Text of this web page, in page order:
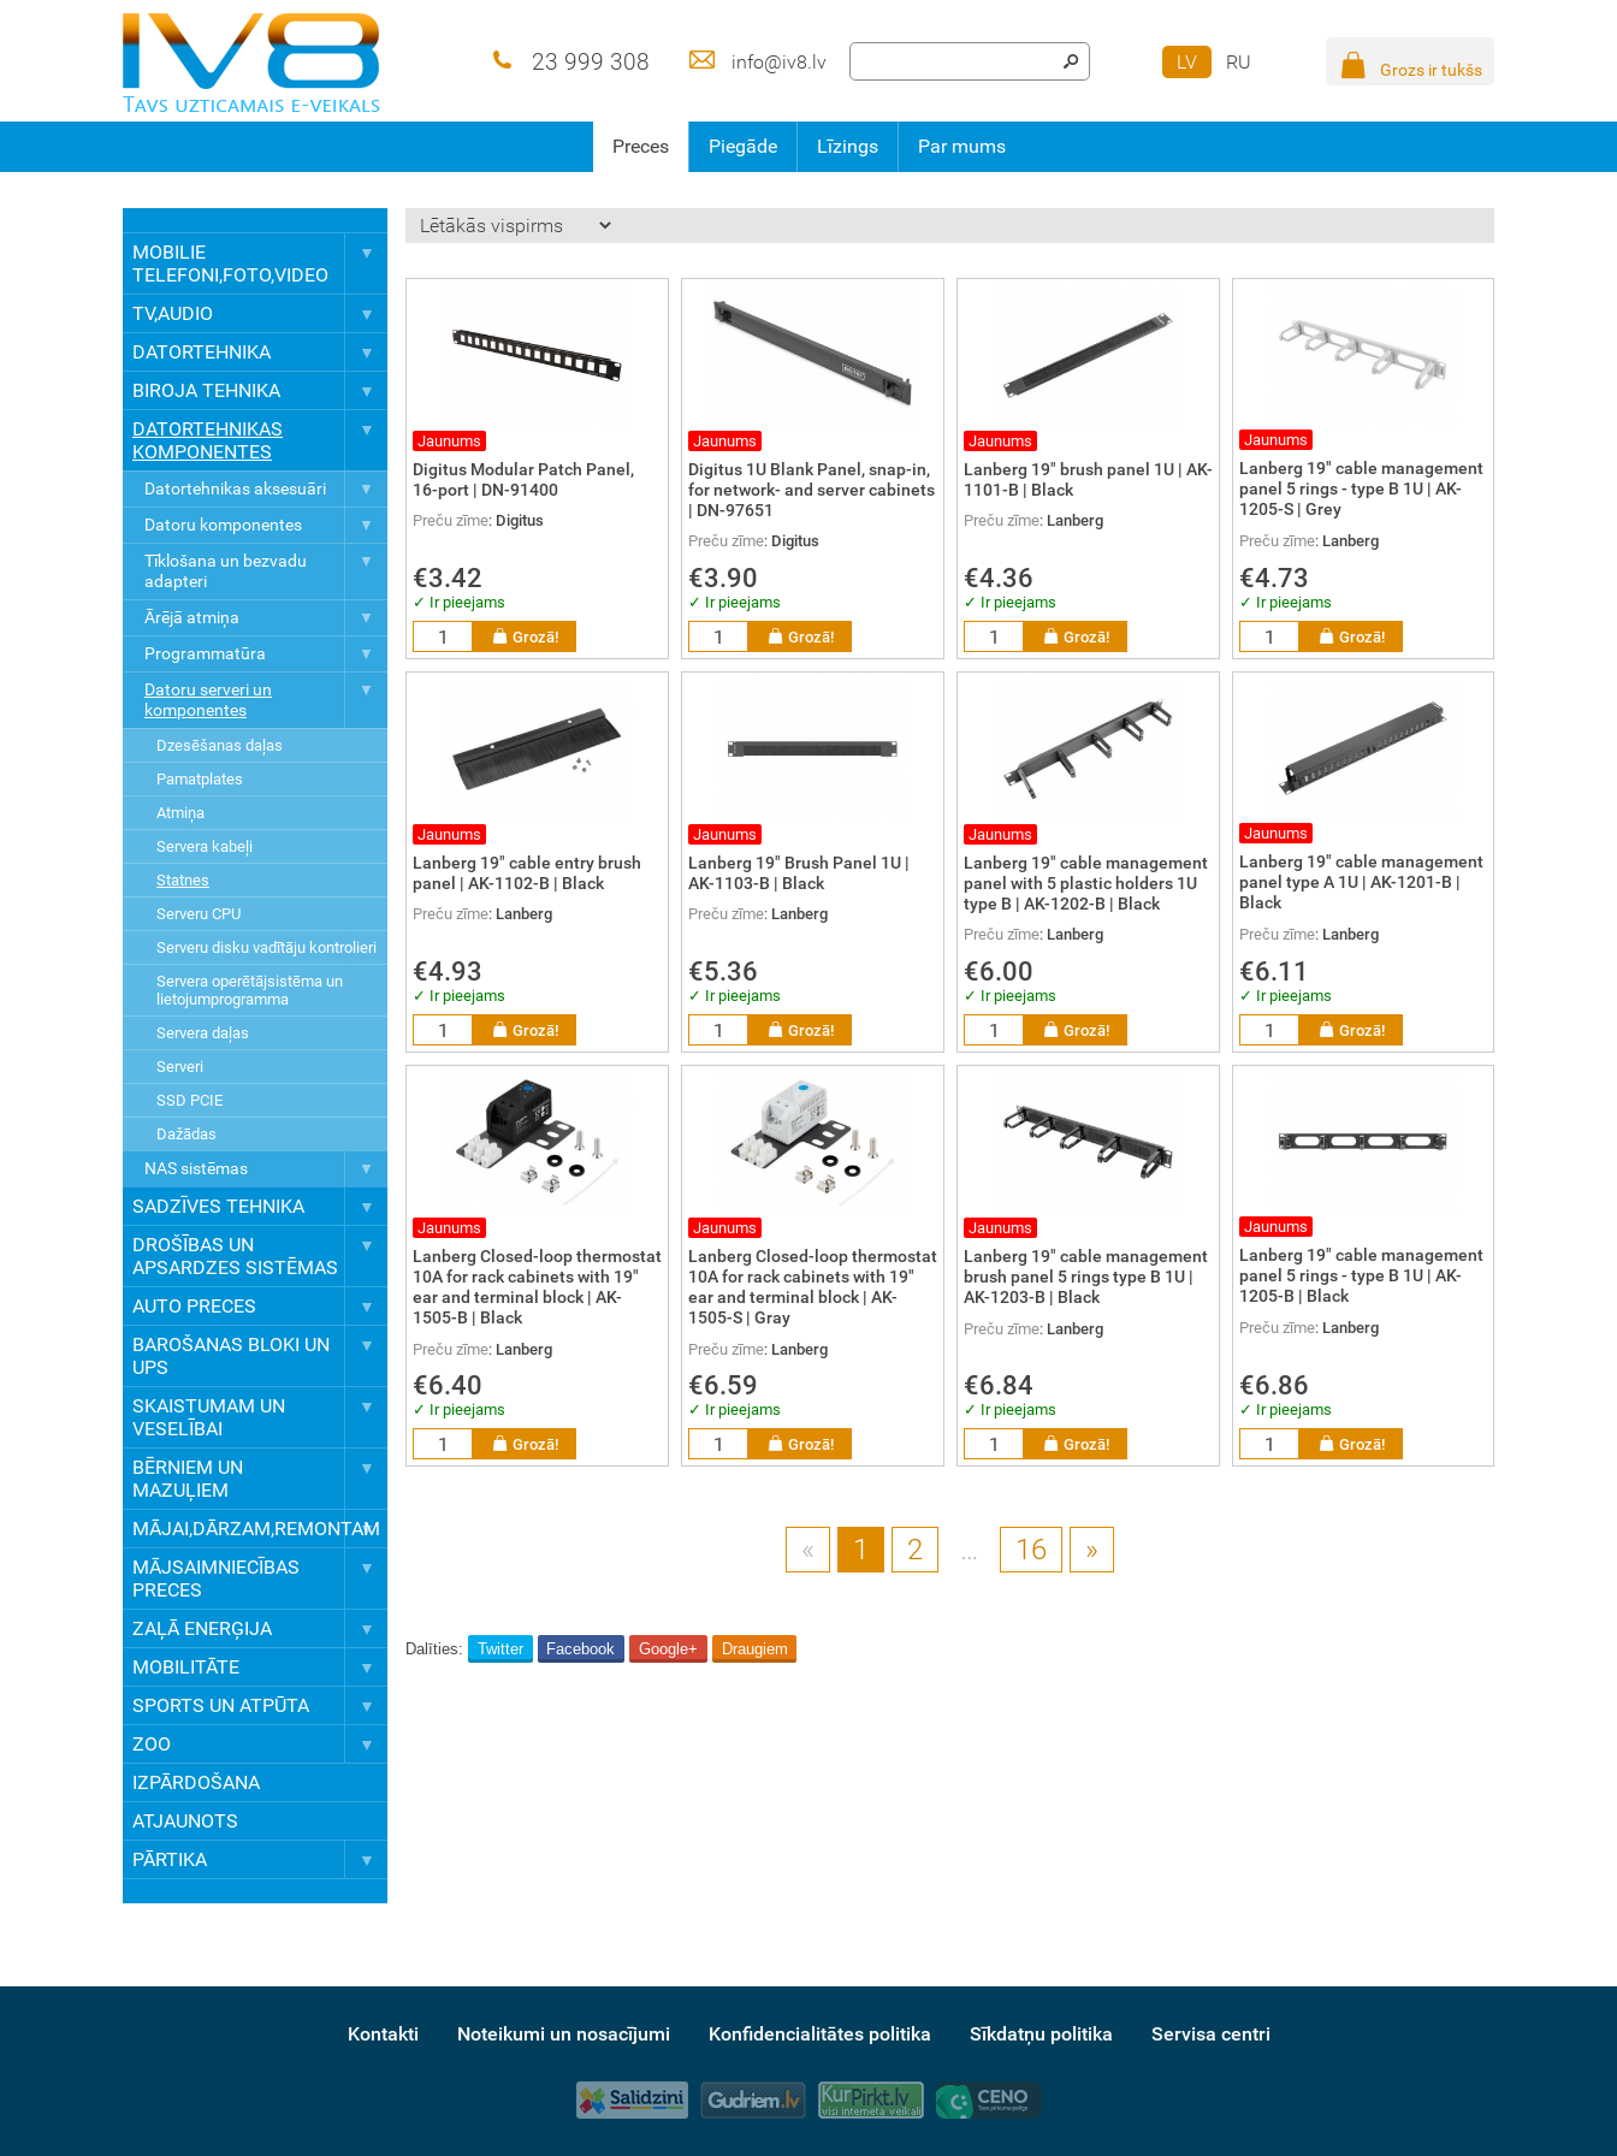
23 999 308 info@iv8.lv LV RU Grozs ir tukšs
Preces Piegāde Līzings Par mums
MOBILIE
TELEFONI,FOTO,VIDEO
TV,AUDIO
DATORTEHNIKA
BIROJA TEHNIKA
DATORTEHNIKAS
KOMPONENTES
Datortehnikas aksesuāri
Datoru komponentes
Tīklošana un bezvadu
adapteri
Ārējā atmiņa
Programmatūra
Datoru serveri un
komponentes
Dzesēšanas daļas
Pamatplates
Atmiņa
Servera kabeļi
Statnes
Serveru CPU
Serveru disku vadītāju kontrolieri
Servera operētājsistēma un
lietojumprogramma
Servera daļas
Serveri
SSD PCIE
Dažādas
NAS sistēmas
SADZĪVES TEHNIKA
DROŠĪBAS UN
APSARDZES SISTĒMAS
AUTO PRECES
BAROŠANAS BLOKI UN
UPS
SKAISTUMAM UN
VESELĪBAI
BĒRNIEM UN
MAZUĻIEM
MĀJAI,DĀRZAM,REMONTAM
MĀJSAIMNIECĪBAS
PRECES
ZAĻĀ ENERĢIJA
MOBILITĀTE
SPORTS UN ATPŪTA
ZOO
IZPĀRDOŠANA
ATJAUNOTS
PĀRTIKA
Jaunums
Digitus Modular Patch Panel,
16-port | DN-91400
Preču zīme: Digitus
€3.42
✓ Ir pieejams
Grozā!
Jaunums
Digitus 1U Blank Panel, snap-in,
for network- and server cabinets
| DN-97651
Preču zīme: Digitus
€3.90
✓ Ir pieejams
Grozā!
Jaunums
Lanberg 19" brush panel 1U | AK-
1101-B | Black
Preču zīme: Lanberg
€4.36
✓ Ir pieejams
Grozā!
Jaunums
Lanberg 19" cable management
panel 5 rings - type B 1U | AK-
1205-S | Grey
Preču zīme: Lanberg
€4.73
✓ Ir pieejams
Grozā!
Jaunums
Lanberg 19" cable entry brush
panel | AK-1102-B | Black
Preču zīme: Lanberg
€4.93
✓ Ir pieejams
Grozā!
Jaunums
Lanberg 19" Brush Panel 1U |
AK-1103-B | Black
Preču zīme: Lanberg
€5.36
✓ Ir pieejams
Grozā!
Jaunums
Lanberg 19" cable management
panel with 5 plastic holders 1U
type B | AK-1202-B | Black
Preču zīme: Lanberg
€6.00
✓ Ir pieejams
Grozā!
Jaunums
Lanberg 19" cable management
panel type A 1U | AK-1201-B |
Black
Preču zīme: Lanberg
€6.11
✓ Ir pieejams
Grozā!
Jaunums
Lanberg Closed-loop thermostat
10A for rack cabinets with 19"
ear and terminal block | AK-
1505-B | Black
Preču zīme: Lanberg
€6.40
✓ Ir pieejams
Grozā!
Jaunums
Lanberg Closed-loop thermostat
10A for rack cabinets with 19"
ear and terminal block | AK-
1505-S | Gray
Preču zīme: Lanberg
€6.59
✓ Ir pieejams
Grozā!
Jaunums
Lanberg 19" cable management
brush panel 5 rings type B 1U |
AK-1203-B | Black
Preču zīme: Lanberg
€6.84
✓ Ir pieejams
Grozā!
Jaunums
Lanberg 19" cable management
panel 5 rings - type B 1U | AK-
1205-B | Black
Preču zīme: Lanberg
€6.86
✓ Ir pieejams
Grozā!
« 1 2 … 16 »
Dalīties: Twitter Facebook Google+ Draugiem
Kontakti Noteikumi un nosacījumi Konfidencialitātes politika Sīkdatņu politika Servisa centri